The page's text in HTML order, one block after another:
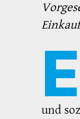
E
und